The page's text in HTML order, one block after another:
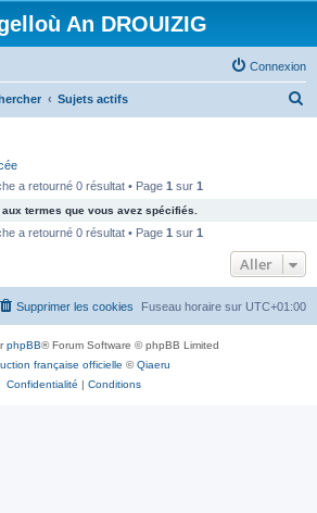
An DROUIZIG
Connexion
Sujets actifs
c
e
a retourné 0 résultat • Page 1 sur 1
termes que vous avez spécifiés.
a retourné 0 résultat • Page 1 sur 1
Aller
Fuseau horaire sur UTC+01:00
Supprimer les cookies
phpBB® Forum Software © phpBB Limited
française officielle ©Qiaeru
Confidentialité | Conditions